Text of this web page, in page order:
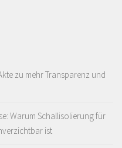
zu mehr Transparenz und
Warum Schallisolierung für
ist